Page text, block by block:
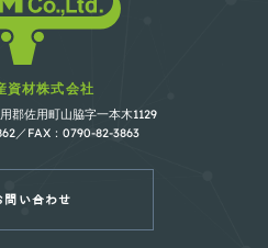
資材株式会社
郡佐用町山脇字一本木1129
／FAX：0790-82-3863
問い合わせ